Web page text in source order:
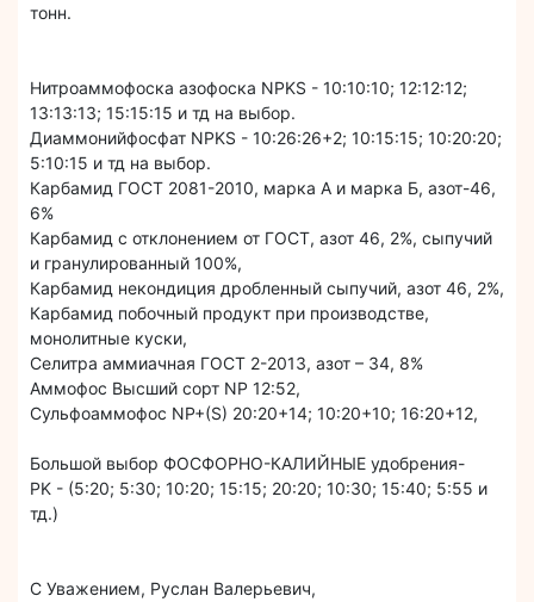
тонн.
Нитроаммофоска азофоска NPKS - 10:10:10; 12:12:12;
13:13:13; 15:15:15 и тд на выбор.
Диаммонийфосфат NPKS - 10:26:26+2; 10:15:15; 10:20:20;
5:10:15 и тд на выбор.
Карбамид ГОСТ 2081-2010, марка А и марка Б, азот-46,
6%
Карбамид с отклонением от ГОСТ, азот 46, 2%, сыпучий
и гранулированный 100%,
Карбамид некондиция дробленный сыпучий, азот 46, 2%,
Карбамид побочный продукт при производстве,
монолитные куски,
Селитра аммиачная ГОСТ 2-2013, азот – 34, 8%
Аммофос Высший сорт NP 12:52,
Сульфоаммофос NP+(S) 20:20+14; 10:20+10; 16:20+12,
Большой выбор ФОСФОРНО-КАЛИЙНЫЕ удобрения-
PK - (5:20; 5:30; 10:20; 15:15; 20:20; 10:30; 15:40; 5:55 и
тд.)
С Уважением, Руслан Валерьевич,